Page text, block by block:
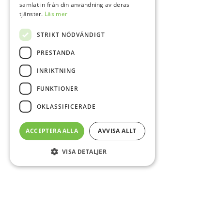
samlat in från din användning av deras
tjänster. Läs mer
STRIKT NÖDVÄNDIGT
PRESTANDA
INRIKTNING
FUNKTIONER
OKLASSIFICERADE
ACCEPTERA ALLA AVVISA ALLT
VISA DETALJER